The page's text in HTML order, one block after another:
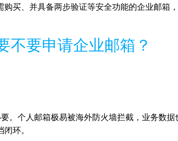
买、并具备两步验证等安全功能的企业邮箱
要申请企业邮箱？
。个人邮箱极易被海外防火墙拦截，业务数
环。